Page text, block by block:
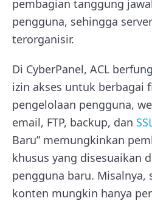
pembagian tanggung
pengguna, sehingga
terorganisir.
Di CyberPanel, ACL
izin akses untuk berbagai
pengelolaan pengguna,
email, FTP, backup, dan
Baru” memungkinkan
khusus yang disesuaikan
pengguna baru. Misalnya,
konten mungkin hanya